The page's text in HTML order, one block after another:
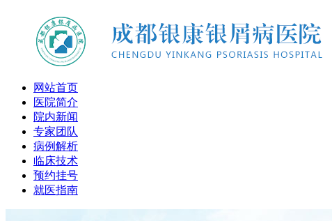
网站首页
医院简介
院内新闻
专家团队
病例解析
临床技术
预约挂号
就医指南